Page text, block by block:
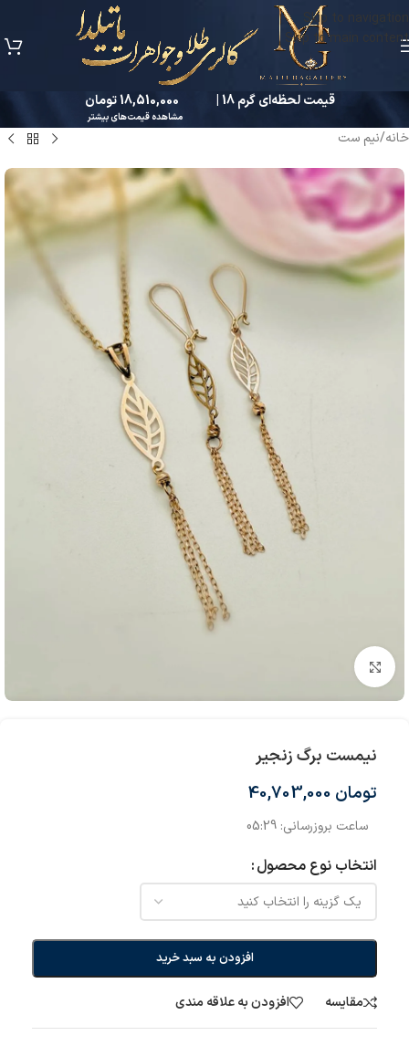
Skip to navigation
Skip to main content
قیمت لحظه‌ای گرم 18 | 18,510,000 تومان
مشاهده قیمت‌های بیشتر
خانه/نیم ست
بزرگنمایی تصویر
نیمست برگ زنجیر
تومان
ساعت بروزرسانی: 05:29
انتخاب نوع محصول
افزودن به سبد خرید
مقایسه افزودن به علاقه مندی